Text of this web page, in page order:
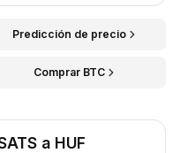
Predicción de precio
Comprar BTC
a HUF